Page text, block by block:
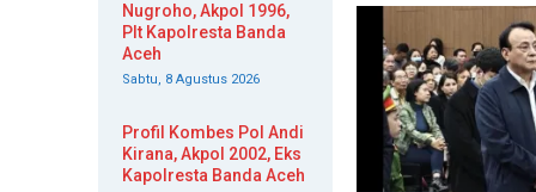
Nugroho, Akpol 1996,
Plt Kapolresta Banda
Aceh
Sabtu, 8 Agustus 2026
Profil Kombes Pol Andi
Kirana, Akpol 2002, Eks
Kapolresta Banda Aceh